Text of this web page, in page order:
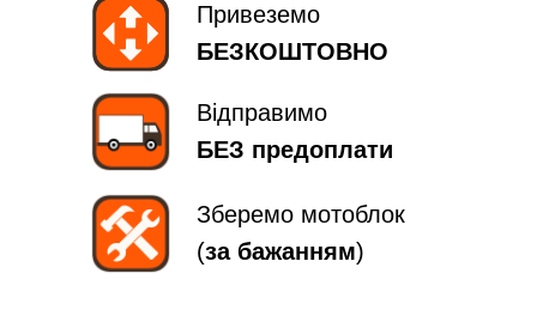
Відправимо
БЕЗ предоплати
Привеземо
БЕЗКОШТОВНО
Зберемо мотоблок
(за бажанням)